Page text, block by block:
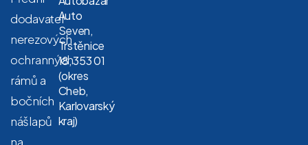
dodavatel
nerezových
ochranných
rámů a
bočních
nášlapů
na
Auto
Seven,
Trstěnice
18, 353 01
(okres
Cheb,
Karlovarský
kraj)